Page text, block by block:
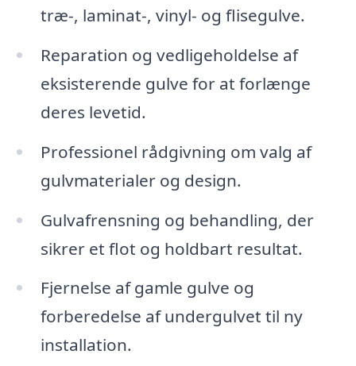
træ-, laminat-, vinyl- og flisegulve.
Reparation og vedligeholdelse af
eksisterende gulve for at forlænge
deres levetid.
Professionel rådgivning om valg af
gulvmaterialer og design.
Gulvafrensning og behandling, der
sikrer et flot og holdbart resultat.
Fjernelse af gamle gulve og
forberedelse af undergulvet til ny
installation.